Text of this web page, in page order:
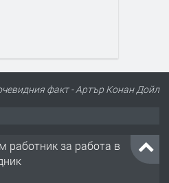
факт - Артър Конан Дойл
работник за работа в